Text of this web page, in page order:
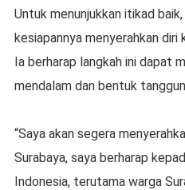
Untuk menunjukkan itikad
kesiapannya menyerahkan
Ia berharap langkah ini dapat
mendalam dan bentuk
“Saya akan segera
Surabaya, saya berharap
Indonesia, terutama warga